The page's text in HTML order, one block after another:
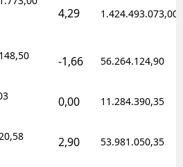
4,29 1.424.493.073,00
148,50 -1,66 56.264.124,90
0,00 11.284.390,35
2,90 53.981.050,35